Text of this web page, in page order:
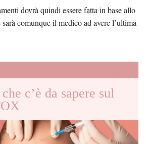
dovrà quindi essere fatta in base allo
comunque il medico ad avere l’ultima
c’è da sapere sul